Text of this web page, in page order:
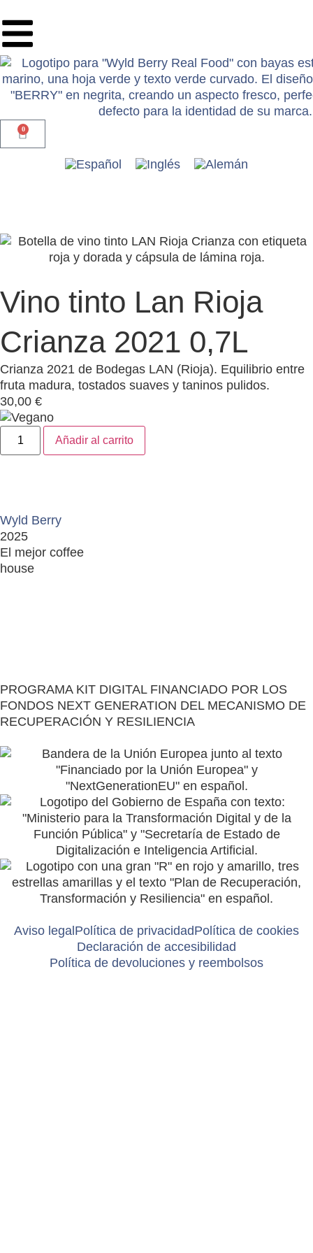
0
Vino tinto Lan Rioja
Crianza 2021 0,7L
Crianza 2021 de Bodegas LAN (Rioja). Equilibrio entre
fruta madura, tostados suaves y taninos pulidos.
30,00 €
Añadir al carrito
Wyld Berry
2025
El mejor coffee
house
PROGRAMA KIT DIGITAL FINANCIADO POR LOS
FONDOS NEXT GENERATION DEL MECANISMO DE
RECUPERACIÓN Y RESILIENCIA
Aviso legal Política de privacidadPolítica de cookies
Declaración de accesibilidad
Política de devoluciones y reembolsos